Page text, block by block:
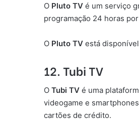
O Pluto TV é um serviço
programação 24 horas
O Pluto TV está
12. Tubi TV
O Tubi TV é uma
videogame e
cartões de crédito.